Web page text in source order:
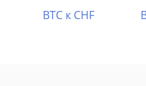
BTC к CHF